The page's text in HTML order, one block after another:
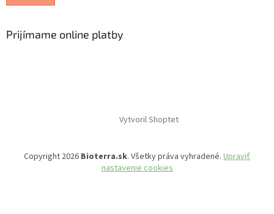
Prijímame online platby
Vytvoril Shoptet
Copyright 2026 Bioterra.sk. Všetky práva vyhradené. Upraviť
nastavenie cookies